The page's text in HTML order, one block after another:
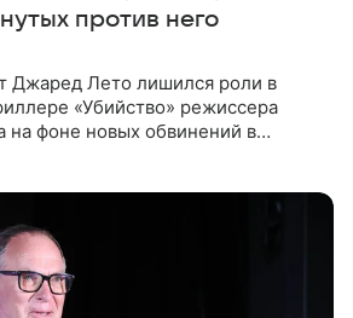
против него
Джаред Лето лишился роли в
«Убийство» режиссера
на фоне новых обвинений в